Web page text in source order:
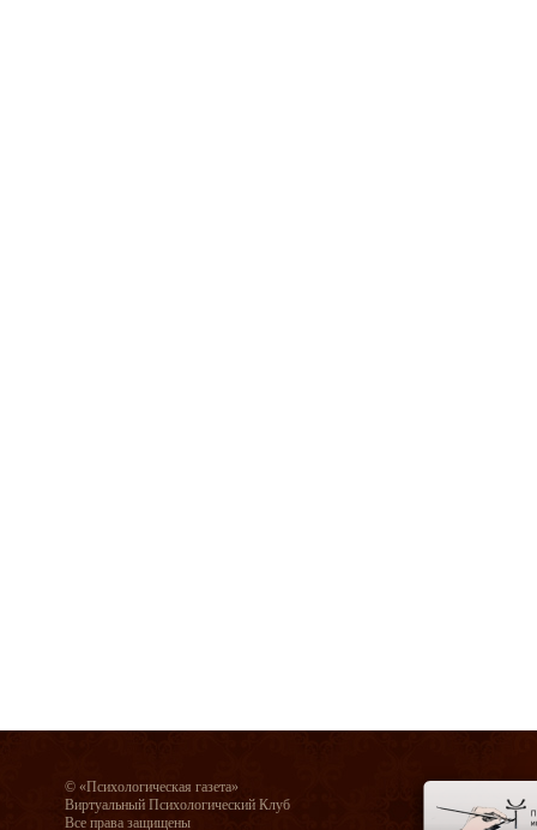
© «Психологическая газета»
Виртуальный Психологический Клуб
Все права защищены